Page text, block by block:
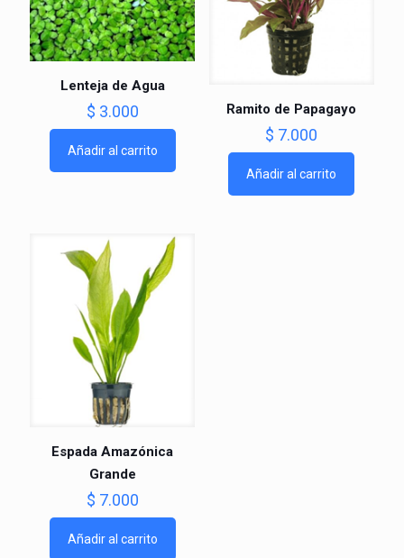
Lenteja de Agua
$ 3.000
Añadir al carrito
Ramito de Papagayo
$ 7.000
Añadir al carrito
Espada Amazónica
Grande
$ 7.000
Añadir al carrito